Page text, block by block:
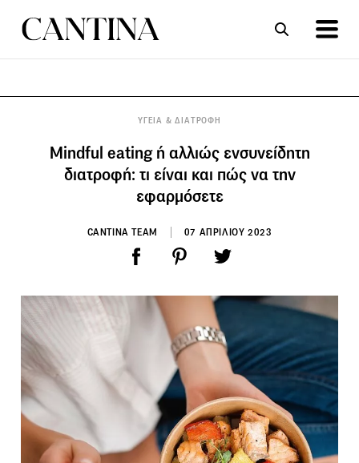
ΥΓΕΙΑ & ΔΙΑΤΡΟΦΗ
Mindful eating ή αλλιώς ενσυνείδητη
διατροφή: τι είναι και πώς να την
εφαρμόσετε
CANTINA TEAM 07 ΑΠΡΙΛΙΟΥ 2023